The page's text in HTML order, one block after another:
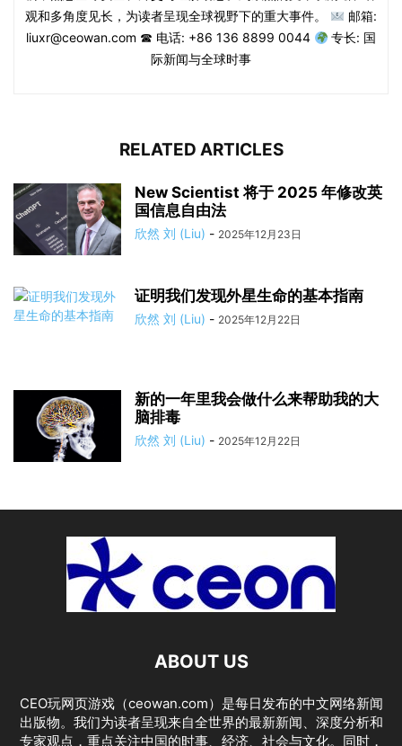
观和多角度见长，为读者呈现全球视野下的重大事件。
邮箱:
liuxr@ceowan.com ☎ 电话: +86 136 8899 0044
专长: 国
际新闻与全球时事
RELATED ARTICLES
New Scientist 将于 2025 年修改英
国信息自由法
欣然 刘 (Liu) - 2025年12月23日
证明我们发现外星生命的基本指南
欣然 刘 (Liu) - 2025年12月22日
新的一年里我会做什么来帮助我的大
脑排毒
欣然 刘 (Liu) - 2025年12月22日
ABOUT US
CEO玩网页游戏（ceowan.com）是每日发布的中文网络新闻
出版物。我们为读者呈现来自全世界的最新新闻、深度分析和
专家观点，重点关注中国的时事、经济、社会与文化。同时，